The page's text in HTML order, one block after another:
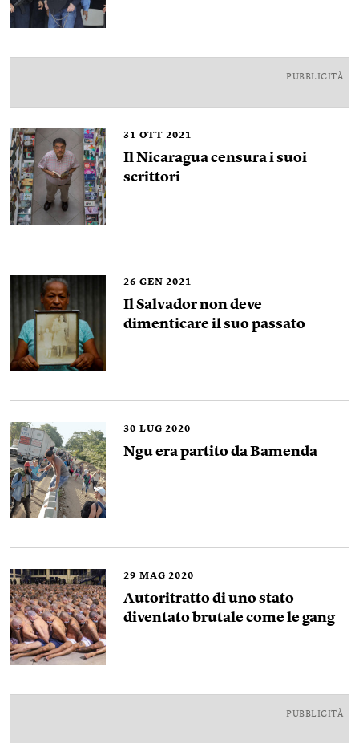
PUBBLICITÀ
31 OTT 2021
Il Nicaragua censura i suoi
scrittori
26 GEN 2021
Il Salvador non deve
dimenticare il suo passato
30 LUG 2020
Ngu era partito da Bamenda
29 MAG 2020
Autoritratto di uno stato
diventato brutale come le gang
PUBBLICITÀ